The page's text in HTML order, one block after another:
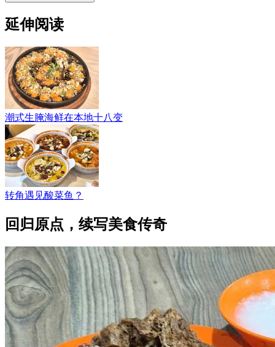
延伸阅读
潮式生腌海鲜在本地十八变
转角遇见酸菜鱼？
回归原点，续写美食传奇